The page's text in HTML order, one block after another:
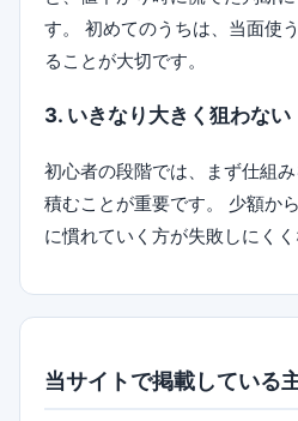
す。 初めてのうちは、当面使
ることが大切です。
3. いきなり大きく狙わない
初心者の段階では、まず仕組
積むことが重要です。 少額か
に慣れていく方が失敗しにくく
当サイトで掲載している